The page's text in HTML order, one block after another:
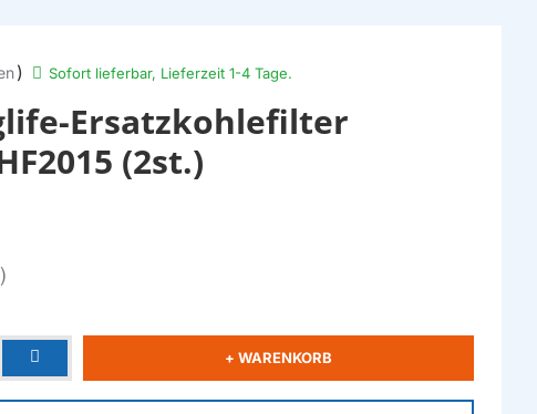
Ersatzkohlefilter
(2st.)
) Sofort lieferbar, Lieferzeit 1-4 Tage.
+ WARENKORB